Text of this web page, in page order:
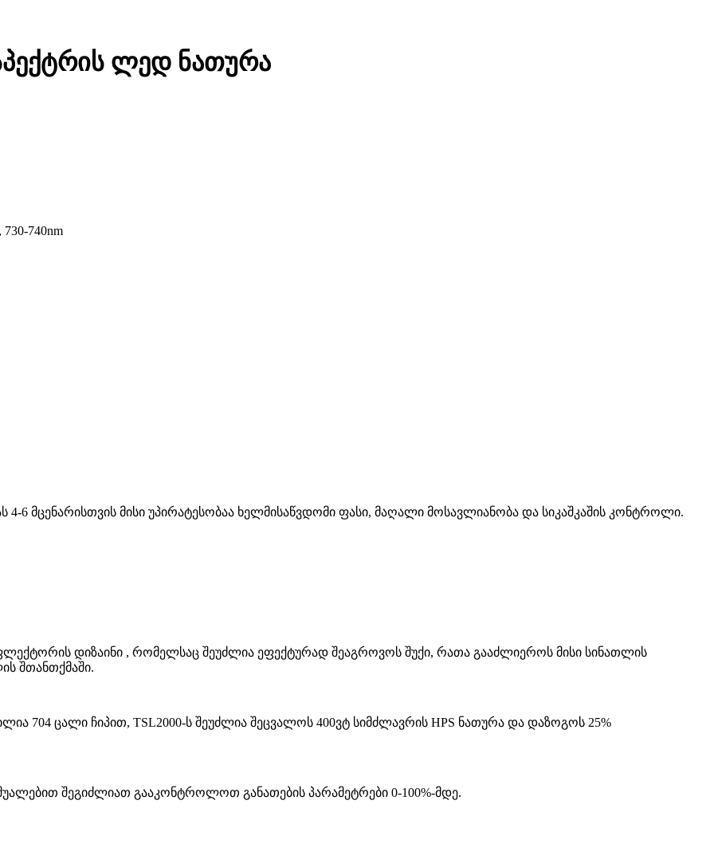
ლედ ნათურა
, 730-740nm
6 მცენარისთვის მისი უპირატესობაა ხელმისაწვდომი ფასი, მაღალი მოსავლიანობა და სიკაშკაშის კონტროლი.
დიზაინი , რომელსაც შეუძლია ეფექტურად შეაგროვოს შუქი, რათა გააძლიეროს მისი სინათლის
შთანთქმაში.
704 ცალი ჩიპით, TSL2000-ს შეუძლია შეცვალოს 400ვტ სიმძლავრის HPS ნათურა და დაზოგოს 25%
შეგიძლიათ გააკონტროლოთ განათების პარამეტრები 0-100%-მდე.